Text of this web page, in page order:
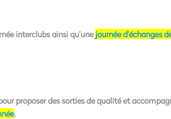
interclubs ainsi qu’unejournée d’échanges
proposer des sorties de qualité et
.